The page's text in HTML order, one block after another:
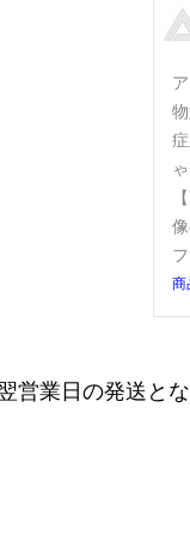
商
営業日の発送とな